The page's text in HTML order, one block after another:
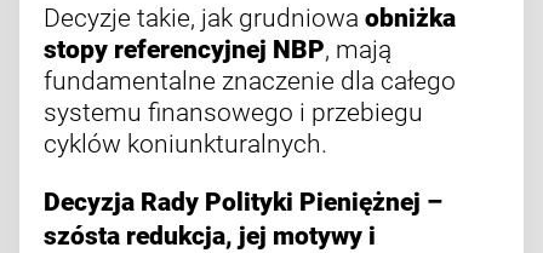
Decyzje takie, jak grudniowa obniżka
stopy referencyjnej NBP, mają
fundamentalne znaczenie dla całego
systemu finansowego i przebiegu
cyklów koniunkturalnych.
Decyzja Rady Polityki Pieniężnej –
szósta redukcja, jej motywy i